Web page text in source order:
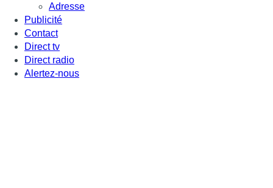
Adresse
Publicité
Contact
Direct tv
Direct radio
Alertez-nous